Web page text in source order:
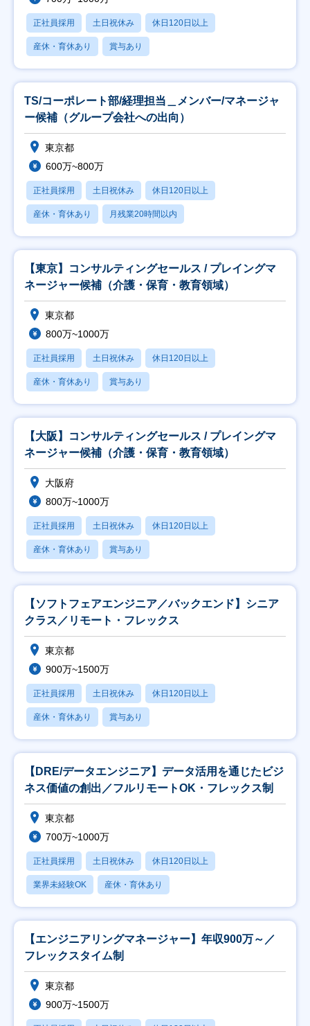
正社員採用 土日祝休み 休日120日以上
産休・育休あり 賞与あり
TS/コーポレート部/経理担当＿メンバー/マネージャ
ー候補（グループ会社への出向）
東京都
600万~800万
正社員採用 土日祝休み 休日120日以上
産休・育休あり 月残業20時間以内
【東京】コンサルティングセールス / プレイングマ
ネージャー候補（介護・保育・教育領域）
東京都
800万~1000万
正社員採用 土日祝休み 休日120日以上
産休・育休あり 賞与あり
【大阪】コンサルティングセールス / プレイングマ
ネージャー候補（介護・保育・教育領域）
大阪府
800万~1000万
正社員採用 土日祝休み 休日120日以上
産休・育休あり 賞与あり
【ソフトフェアエンジニア／バックエンド】シニア
クラス／リモート・フレックス
東京都
900万~1500万
正社員採用 土日祝休み 休日120日以上
産休・育休あり 賞与あり
【DRE/データエンジニア】データ活用を通じたビジ
ネス価値の創出／フルリモートOK・フレックス制
東京都
700万~1000万
正社員採用 土日祝休み 休日120日以上
業界未経験OK 産休・育休あり
【エンジニアリングマネージャー】年収900万～／
フレックスタイム制
東京都
900万~1500万